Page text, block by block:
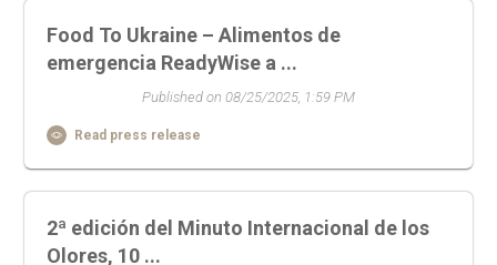
Food To Ukraine – Alimentos de
emergencia ReadyWise a ...
Published on 08/25/2025, 1:59 PM
Read press release
2ª edición del Minuto Internacional de los
Olores, 10 ...